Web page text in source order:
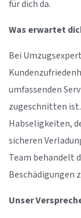
für dich da.
Was erwartet
Bei
umfassenden
zugeschnitten
Habseligkeiten,
sicheren
Team behandelt
Beschädigungen
Unser